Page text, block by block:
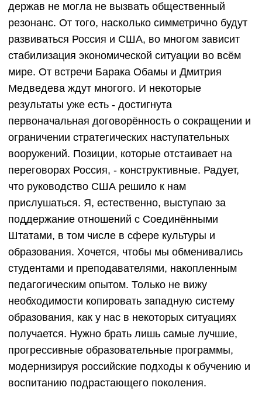
держав не могла не вызвать общественный
резонанс. От того, насколько симметрично будут
развиваться Россия и США, во многом зависит
стабилизация экономической ситуации во всём
мире. От встречи Барака Обамы и Дмитрия
Медведева ждут многого. И некоторые
результаты уже есть - достигнута
первоначальная договорённость о сокращении и
ограничении стратегических наступательных
вооружений. Позиции, которые отстаивает на
переговорах Россия, - конструктивные. Радует,
что руководство США решило к нам
прислушаться. Я, естественно, выступаю за
поддержание отношений с Соединёнными
Штатами, в том числе в сфере культуры и
образования. Хочется, чтобы мы обменивались
студентами и преподавателями, накопленным
педагогическим опытом. Только не вижу
необходимости копировать западную систему
образования, как у нас в некоторых ситуациях
получается. Нужно брать лишь самые лучшие,
прогрессивные образовательные программы,
модернизируя российские подходы к обучению и
воспитанию подрастающего поколения.